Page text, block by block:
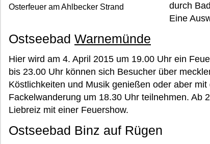
Osterfeuer am Ahlbecker Strand
durch
Eine
Ostseebad Warnemünde
Hier wird am 4. April 2015 um 19.00 Uhr ein
bis 23.00 Uhr können sich Besucher über
Köstlichkeiten und Musik genießen oder aber
Fackelwanderung um 18.30 Uhr teilnehmen. Ab
Liebreiz mit einer Feuershow.
Ostseebad Binz auf Rügen